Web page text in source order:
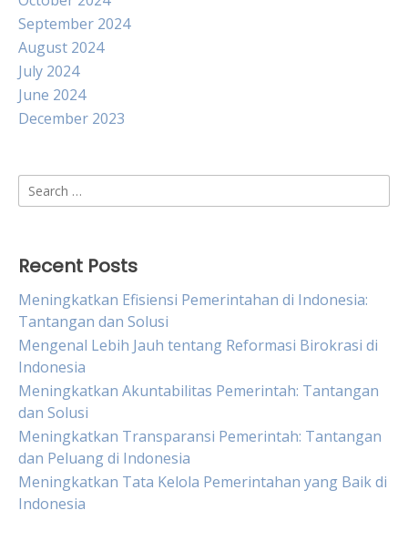
September 2024
August 2024
July 2024
June 2024
December 2023
Search
for:
Recent Posts
Meningkatkan Efisiensi Pemerintahan di Indonesia:
Tantangan dan Solusi
Mengenal Lebih Jauh tentang Reformasi Birokrasi di
Indonesia
Meningkatkan Akuntabilitas Pemerintah: Tantangan
dan Solusi
Meningkatkan Transparansi Pemerintah: Tantangan
dan Peluang di Indonesia
Meningkatkan Tata Kelola Pemerintahan yang Baik di
Indonesia